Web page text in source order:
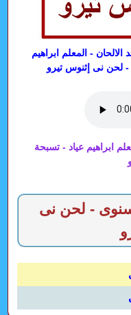
- المعلم ابراهيم
- لحن نى إثنوس تيرو
ابراهيم عياد - تسبحة
- لحن نى